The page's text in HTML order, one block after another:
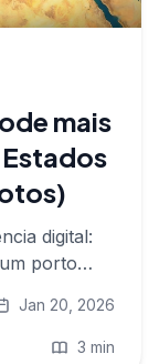
mais
digital:
porto
Jan 20, 2026
3 min